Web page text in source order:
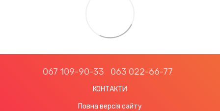
067 109-90-33 063 022-66-77
КОНТАКТИ
Повна версія сайту